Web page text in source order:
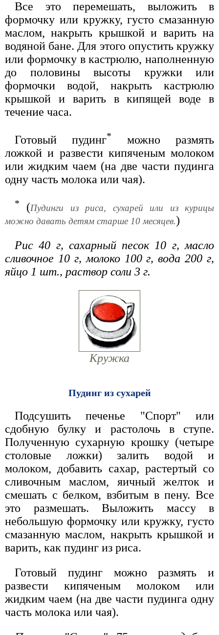
Все это перемешать, выложить в
формочку или кружку, густо смазанную
маслом, накрыть крышкой и варить на
водяной бане. Для этого опустить кружку
или формочку в кастрюлю, наполненную
до половины высоты кружки или
формочки водой, накрыть кастрюлю
крышкой и варить в кипящей воде в
течение часа.
Готовый пудинг*
можно размять
ложкой и развести кипяченым молоком
или жидким чаем (на две части пудинга
одну часть молока или чая).
* (Пудинги из риса, сухарей или из курицы
можно давать детям старше 10 месяцев.)
Рис 40 г, сахарный песок 10 г, масло
сливочное 10 г, молоко 100 г, вода 200 г,
яйцо 1 шт., раствор соли 3 г.
Кружка
Пудинг из сухарей
Подсушить печенье "Спорт" или
сдобную булку и растолочь в ступе.
Полученную сухарную крошку (четыре
столовые ложки) залить водой и
молоком, добавить сахар, растертый со
сливочным маслом, яичный желток и
смешать с белком, взбитым в пену. Все
это размешать. Выложить массу в
небольшую формочку или кружку, густо
смазанную маслом, накрыть крышкой и
варить, как пудинг из риса.
Готовый пудинг можно размять и
развести кипяченым молоком или
жидким чаем (на две части пудинга одну
часть молока или чая).